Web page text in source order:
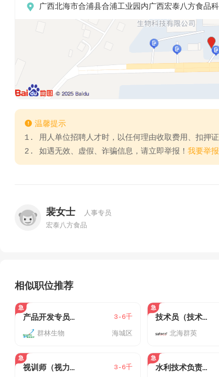
 广西北海市合浦县合浦工业园内广西宏泰八方食品
 温馨提示
1. 用人单位招聘人才时，以任何理由收取费用、扣押
2. 如遇无效、虚假、诈骗信息，请立即举报！ 我要举报
裴女士
人事专员
宏泰八方食品
相似职位推荐
产品开发专员（可以兼职） 3-6千
群林生物 海城区
技术员（技术工程师）
北海群英
视训师（视力训练师） 3-6千 水利技术负责人（高级工程师）